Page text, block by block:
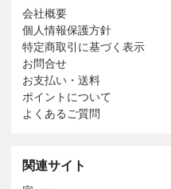
会社概要
個人情報保護方針
特定商取引に基づく表示
お問合せ
お支払い・送料
ポイントについて
よくあるご質問
関連サイト